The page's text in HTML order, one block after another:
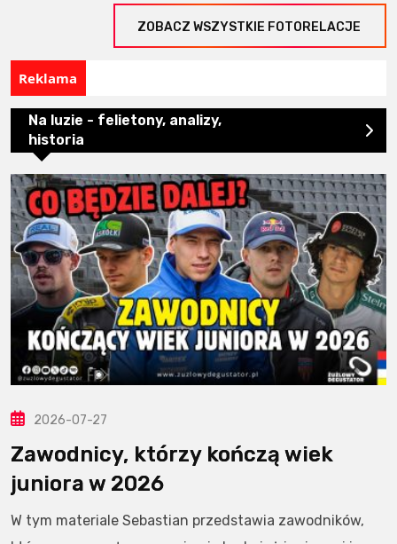
ZOBACZ WSZYSTKIE FOTORELACJE
Reklama
Na luzie - felietony, analizy,
historia
2026-07-27
Zawodnicy, którzy kończą wiek
juniora w 2026
W tym materiale Sebastian przedstawia zawodników,